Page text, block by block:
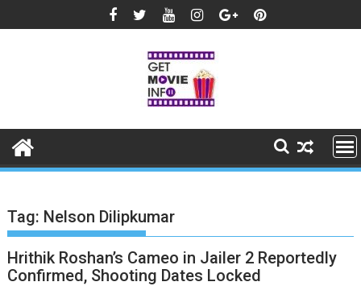
to
Tag: Nelson Dilipkumar
Hrithik Roshan’s Cameo in Jailer 2 Reportedly
Confirmed, Shooting Dates Locked